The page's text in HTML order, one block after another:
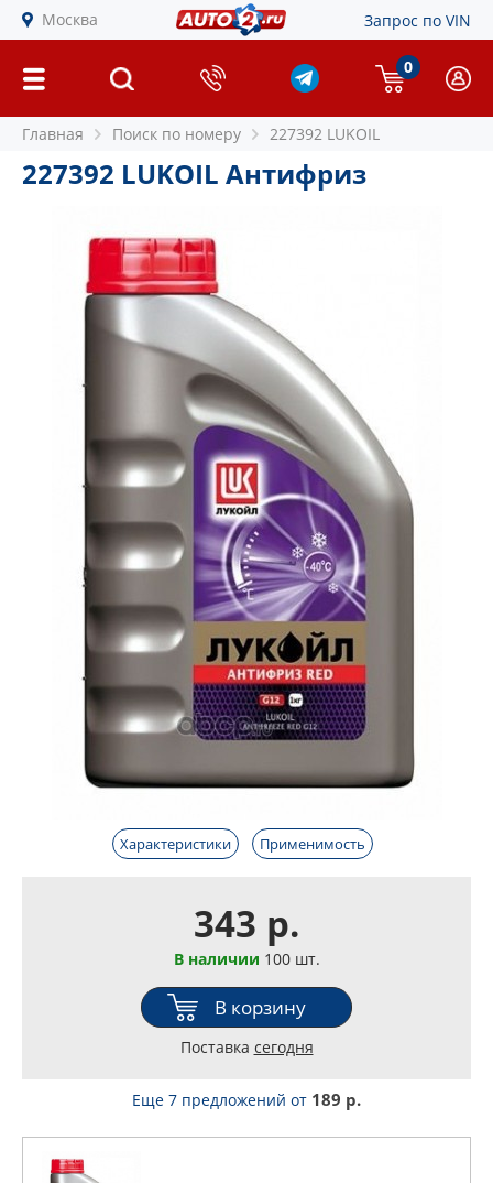
Москва Запрос по VIN
0
Главная Поиск по номеру 227392 LUKOIL
227392 LUKOIL Антифриз
Характеристики Применимость
343 р.
В наличии 100 шт.
В корзину
Поставка сегодня
Еще 7 предложений от 189 р.